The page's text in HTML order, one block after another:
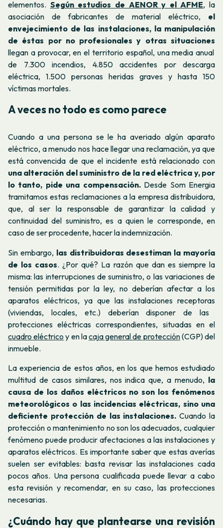
elementos. Según estudios de AENOR y el AFME, la
asociación de fabricantes de material eléctrico, el
envejecimiento de las instalaciones, la manipulación
de éstas por no profesionales y otras situaciones
llegan a provocar, en el territorio español, una media anual
de 7.300 incendios, 4.850 accidentes por descarga
eléctrica, 1.500 personas heridas graves y hasta 150
víctimas mortales.
A veces no todo es como parece
Cuando a una persona se le ha averiado algún aparato
eléctrico, a menudo nos hace llegar una reclamación, ya que
está convencida de que el incidente está relacionado con
una alteración del suministro de la red eléctrica y, por
lo tanto, pide una compensación.Desde Som Energia
tramitamos estas reclamaciones a la empresa distribuidora,
que, al ser la responsable de garantizar la calidad y
continuidad del suministro, es a quien le corresponde, en
caso de ser procedente, hacer la indemnización.
Sin embargo, las distribuidoras desestiman la mayoría
de los casos. ¿Por qué? La razón que dan es siempre la
misma: las interrupciones de suministro, o las variaciones de
tensión permitidas por la ley, no deberían afectar a los
aparatos eléctricos, ya que las instalaciones receptoras
(viviendas, locales, etc.) deberían disponer de las
protecciones eléctricas correspondientes, situadas en el
cuadro eléctrico y en lacaja general de protección(CGP) del
inmueble.
La experiencia de estos años, en los que hemos estudiado
multitud de casos similares, nos indica que, a menudo, la
causa de los daños eléctricos no son los fenómenos
meteorológicos o las incidencias eléctricas, sino una
deficiente protección de las instalaciones.Cuando la
protección o mantenimiento no son los adecuados, cualquier
fenómeno puede producir afectaciones a las instalaciones y
aparatos eléctricos. Es importante saber que estas averías
suelen ser evitables: basta revisar las instalaciones cada
pocos años. Una persona cualificada puede llevar a cabo
esta revisión y recomendar, en su caso, las protecciones
necesarias.
¿Cuándo hay que plantearse una revisión